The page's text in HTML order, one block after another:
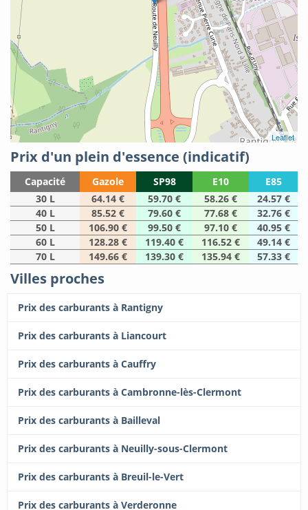
Leaflet
Prix d'un plein d'essence (indicatif)
Capacité Gazole SP98 E10
E85
30 L
64.14 € 59.70 € 58.26 €
24.57 €
40 L
85.52 € 79.60 € 77.68 €
32.76 €
50 L
106.90 € 99.50 € 97.10 €
40.95 €
60 L
128.28 € 119.40 € 116.52 €
49.14 €
70 L
149.66 € 139.30 € 135.94 € 57.33 €
Villes proches
Prix des carburants à Rantigny
Prix des carburants à Liancourt
Prix des carburants à Cauffry
Prix des carburants à Cambronne-lès-Clermont
Prix des carburants à Bailleval
Prix des carburants à Neuilly-sous-Clermont
Prix des carburants à Breuil-le-Vert
Prix des carburants à Verderonne